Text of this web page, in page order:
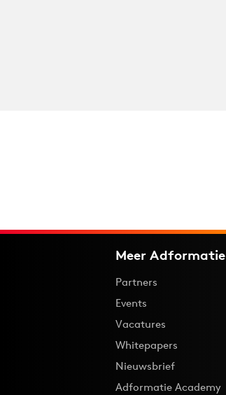
Meer Adformatie
Partners
Events
Vacatures
Whitepapers
Nieuwsbrief
Adformatie Academy